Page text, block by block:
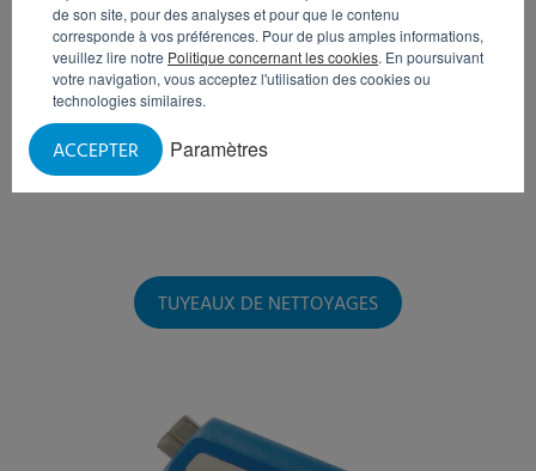
de son site, pour des analyses et pour que le contenu
corresponde à vos préférences. Pour de plus amples informations,
veuillez lire notre Politique concernant les cookies. En poursuivant
votre navigation, vous acceptez l'utilisation des cookies ou
technologies similaires.
Paramètres
ACCEPTER
TUYEAUX DE NETTOYAGES